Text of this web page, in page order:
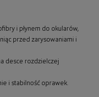
i płynem do okularów,
przed zarysowaniami i
desce rozdzielczej
i stabilność oprawek.